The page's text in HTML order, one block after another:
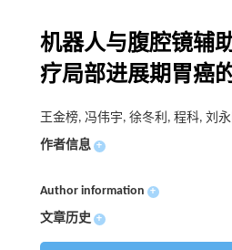
机器人与腹腔镜辅
疗局部进展期胃癌
王金榜, 冯伟宇, 徐冬利, 程科, 刘
作者信息 +
Author information +
文章历史 +